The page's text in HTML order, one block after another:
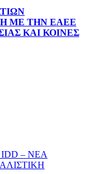
ΜΕ ΤΗΝ ΕΑΕΕ
ΚΑΙ ΚΟΙΝΕΣ
– ΝΕΑ